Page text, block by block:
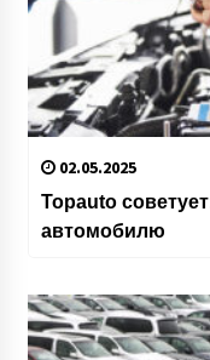
02.05.2025
Topauto
автомобилю